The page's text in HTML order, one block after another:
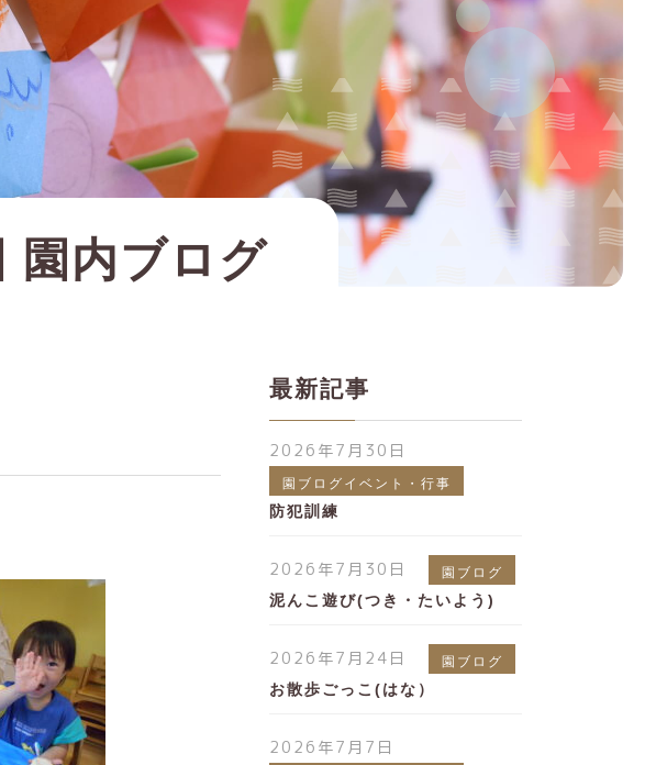
園内ブログ
最新記事
2026年7月30日
園ブログイベント・行事
防犯訓練
2026年7月30日 園ブログ
泥んこ遊び(つき・たいよう)
2026年7月24日 園ブログ
お散歩ごっこ(はな）
2026年7月7日